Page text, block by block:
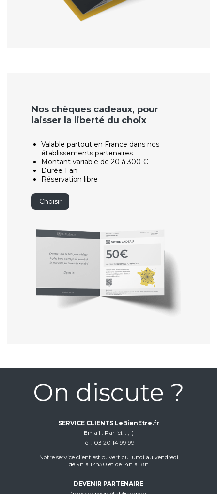
Nos chèques cadeaux, pour
laisser la liberté du choix
Valable partout en France dans nos
établissements partenaires
Montant variable de 20 à 300 €
Durée 1 an
Réservation libre
Choisir
On discute ?
SERVICE CLIENTS LeBienEtre.fr
Email
Par ici... ;-)
Tél
03 20 14 99 99
Notre service client est ouvert du lundi au vendredi
de 9h à 12h30 et de 14h à 18h
DEVENIR PARTENAIRE